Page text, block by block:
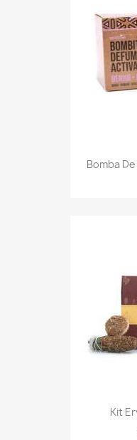
Bomba
Kit